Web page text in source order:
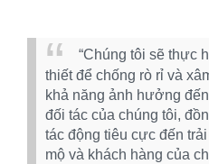
“Chúng tôi sẽ thực
thiết để chống rò rỉ và
khả năng ảnh hưởng
đối tác của chúng tôi,
tác động tiêu cực đến
mộ và khách hàng của